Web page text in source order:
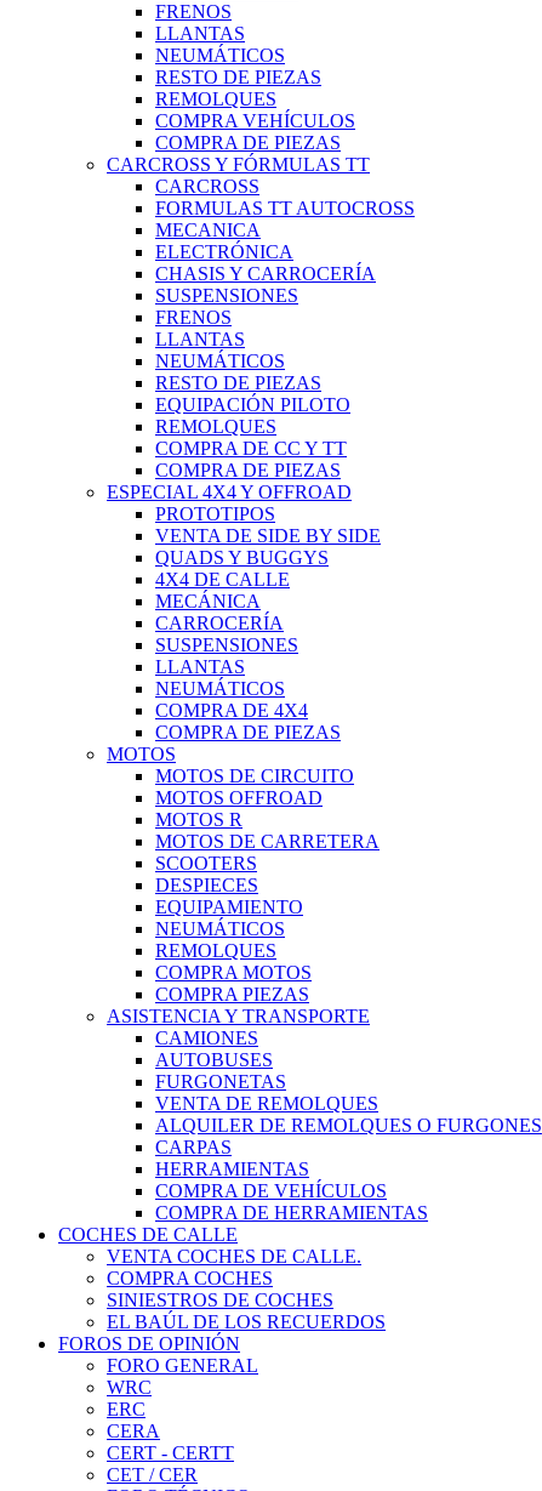
FRENOS
LLANTAS
NEUMÁTICOS
RESTO DE PIEZAS
REMOLQUES
COMPRA VEHÍCULOS
COMPRA DE PIEZAS
CARCROSS Y FÓRMULAS TT
CARCROSS
FORMULAS TT AUTOCROSS
MECANICA
ELECTRÓNICA
CHASIS Y CARROCERÍA
SUSPENSIONES
FRENOS
LLANTAS
NEUMÁTICOS
RESTO DE PIEZAS
EQUIPACIÓN PILOTO
REMOLQUES
COMPRA DE CC Y TT
COMPRA DE PIEZAS
ESPECIAL 4X4 Y OFFROAD
PROTOTIPOS
VENTA DE SIDE BY SIDE
QUADS Y BUGGYS
4X4 DE CALLE
MECÁNICA
CARROCERÍA
SUSPENSIONES
LLANTAS
NEUMÁTICOS
COMPRA DE 4X4
COMPRA DE PIEZAS
MOTOS
MOTOS DE CIRCUITO
MOTOS OFFROAD
MOTOS R
MOTOS DE CARRETERA
SCOOTERS
DESPIECES
EQUIPAMIENTO
NEUMÁTICOS
REMOLQUES
COMPRA MOTOS
COMPRA PIEZAS
ASISTENCIA Y TRANSPORTE
CAMIONES
AUTOBUSES
FURGONETAS
VENTA DE REMOLQUES
ALQUILER DE REMOLQUES O FURGONES
CARPAS
HERRAMIENTAS
COMPRA DE VEHÍCULOS
COMPRA DE HERRAMIENTAS
COCHES DE CALLE
VENTA COCHES DE CALLE.
COMPRA COCHES
SINIESTROS DE COCHES
EL BAÚL DE LOS RECUERDOS
FOROS DE OPINIÓN
FORO GENERAL
WRC
ERC
CERA
CERT - CERTT
CET / CER